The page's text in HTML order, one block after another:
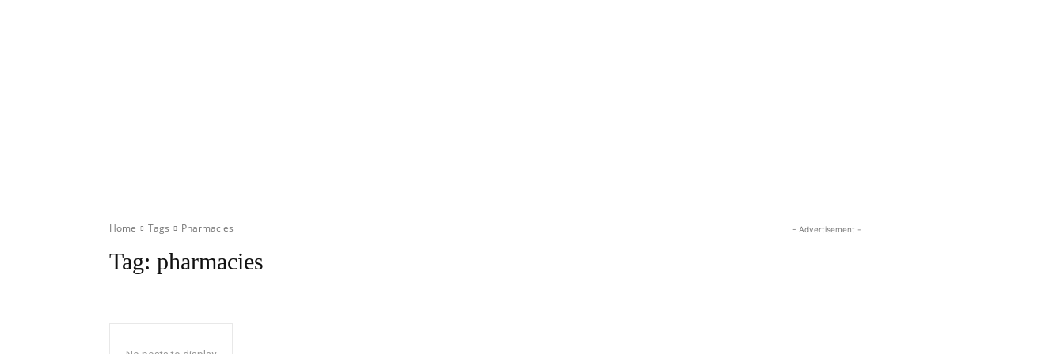
Home Tags Pharmacies
Tag: pharmacies
- Advertisement -